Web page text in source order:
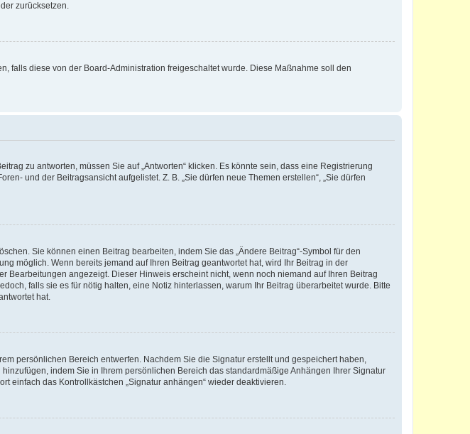
zurücksetzen.
falls diese von der Board-Administration freigeschaltet wurde. Diese Maßnahme soll den
zu antworten, müssen Sie auf „Antworten“ klicken. Es könnte sein, dass eine Registrierung
und der Beitragsansicht aufgelistet. Z. B. „Sie dürfen neue Themen erstellen“, „Sie dürfen
Sie können einen Beitrag bearbeiten, indem Sie das „Ändere Beitrag“-Symbol für den
möglich. Wenn bereits jemand auf Ihren Beitrag geantwortet hat, wird Ihr Beitrag in der
angezeigt. Dieser Hinweis erscheint nicht, wenn noch niemand auf Ihren Beitrag
falls sie es für nötig halten, eine Notiz hinterlassen, warum Ihr Beitrag überarbeitet wurde. Bitte
hat.
persönlichen Bereich entwerfen. Nachdem Sie die Signatur erstellt und gespeichert haben,
indem Sie in Ihrem persönlichen Bereich das standardmäßige Anhängen Ihrer Signatur
einfach das Kontrollkästchen „Signatur anhängen“ wieder deaktivieren.